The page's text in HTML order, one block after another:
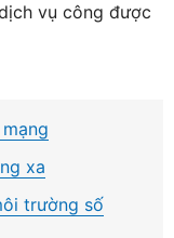
vụ công được
xa
trường số